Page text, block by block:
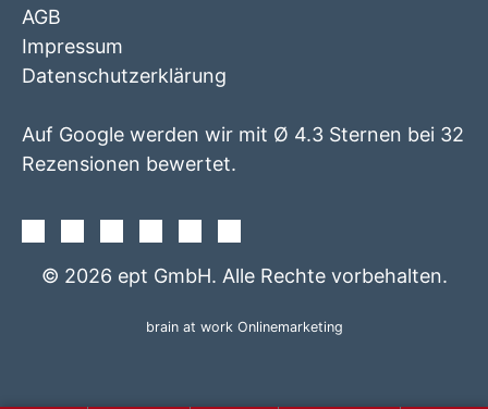
+49
AGB
Impressum
Datenschutzerklärung
Auf Google werden wir mit Ø 4.3 Sternen bei 32
Rezensionen bewertet.
© 2026 ept GmbH. Alle Rechte vorbehalten.
brain at work Onlinemarketing